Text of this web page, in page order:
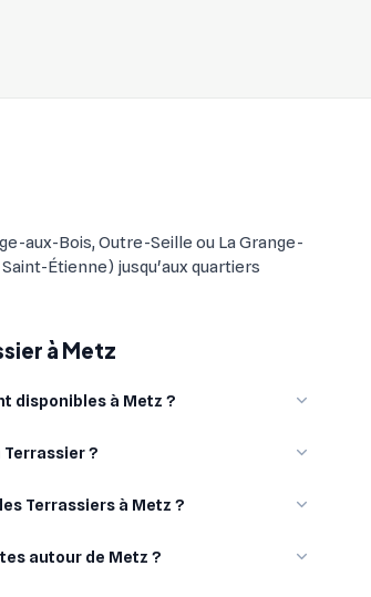
aux-Bois, Outre-Seille ou La Grange-
Étienne) jusqu'aux quartiers
à Metz
disponibles à Metz ?
?
Terrassiers à Metz ?
autour de Metz ?